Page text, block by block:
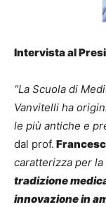
Intervista al
“La Scuola di
Vanvitelli ha
le più antiche e
dal prof.
caratterizza per
tradizione
innovazione in